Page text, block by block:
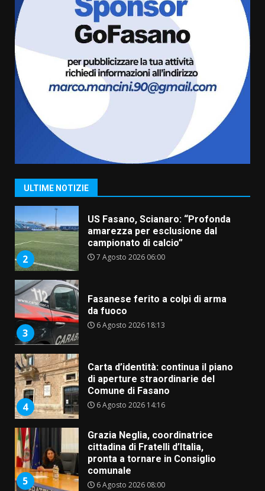
ULTIME NOTIZIE
l’avviso per la gestione
condivisa della Villetta di
Laureto
La magia del Minareto e la prima
assoluta de “L’Albergo
Belvedere. Il rapimento”
6 Agosto 2026 06:15
1
“I Contestatori: Musica di
Rivoluzione”: nuovo
appuntamento con “Fasano in
2
US Fasano, Scianaro: “Profonda
amarezza per esclusione dal
campionato di calcio”
7 Agosto 2026 06:00
3
Fasanese ferito a colpi di arma
da fuoco
6 Agosto 2026 18:13
4
Carta d’identità: continua il piano
di aperture straordinarie del
Comune di Fasano
6 Agosto 2026 14:16
5
Grazia Neglia, coordinatrice
cittadina di Fratelli d’Italia,
pronta a tornare in Consiglio
comunale
6 Agosto 2026 08:00